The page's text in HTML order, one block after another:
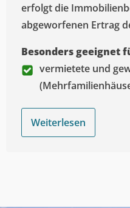
erfolgt die
abgeworfenen Ertrag
Besonders geeignet
vermietete und
Weiterlesen